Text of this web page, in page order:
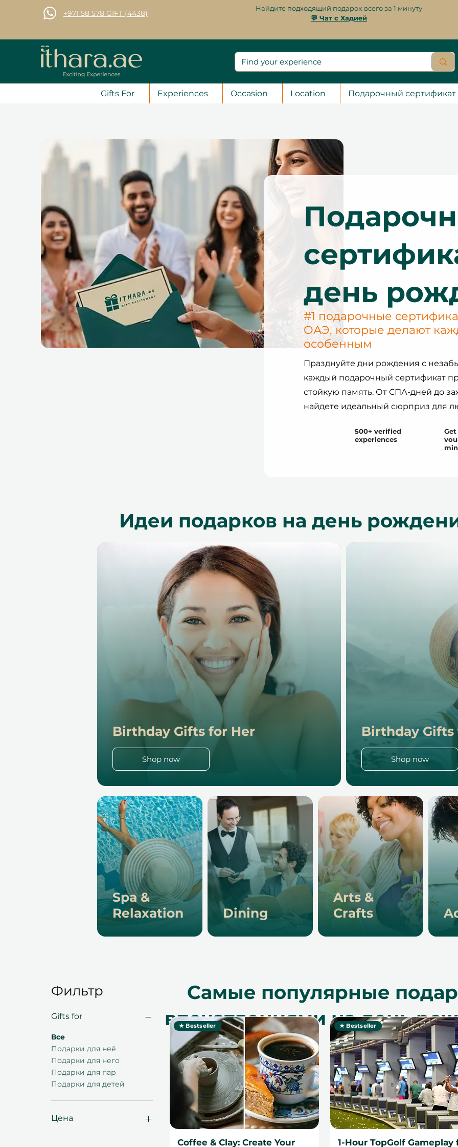
+971 58 578 GIFT (4438)
Найдите подходящий подарок всего за 1 минуту
💬 Чат с Хадией
Gifts For Experiences Occasion Location Подарочный сертификат
день
#1 подарочные
ОАЭ, которые делают
особенным
Празднуйте дни рождения с
каждый подарочный сертификат
стойкую память. От СПА-дней до
найдете идеальный сюрприз для
500+ verified
experiences
Идеи подарков на день
Birthday Gifts for Her
Shop now
Birthday Gifts
Shop now
Spa &
Relaxation
Dining
Arts &
Crafts
Самые популярные
впечатлениями на день
Фильтр
Gifts for
Все
Подарки для неё
Подарки для него
Подарки для пар
Подарки для детей
Цена
★ Bestseller
Coffee & Clay: Create Your
★ Bestseller
1-Hour TopGolf Gameplay